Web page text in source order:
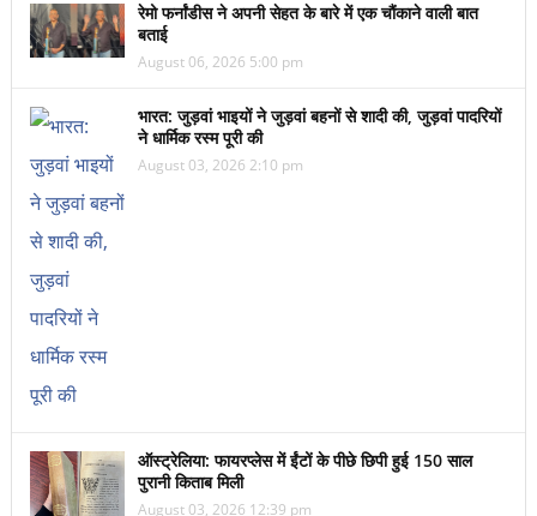
रेमो फर्नांडीस ने अपनी सेहत के बारे में एक चौंकाने वाली बात
बताई
August 06, 2026 5:00 pm
भारत: जुड़वां भाइयों ने जुड़वां बहनों से शादी की, जुड़वां पादरियों
ने धार्मिक रस्म पूरी की
August 03, 2026 2:10 pm
ऑस्ट्रेलिया: फायरप्लेस में ईंटों के पीछे छिपी हुई 150 साल
पुरानी किताब मिली
August 03, 2026 12:39 pm